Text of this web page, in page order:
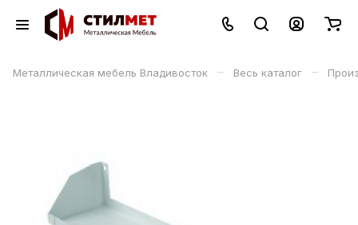
Металлическая мебель Владивосток – Весь каталог –